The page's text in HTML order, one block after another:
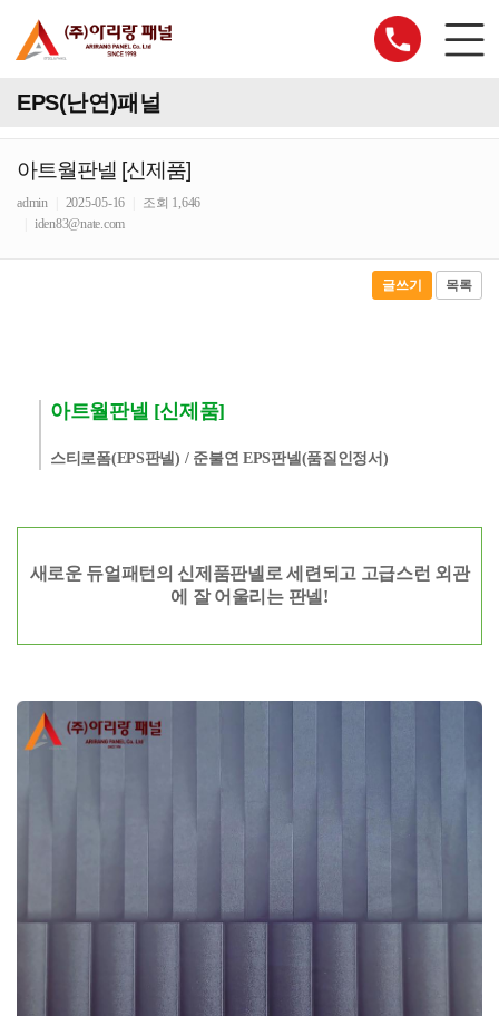
EPS(난연)패널
아트월판넬 [신제품]
admin 2025-05-16
조회 1,646
iden83@nate.com
글쓰기 목록
아트월판넬 [신제품]
스티로폼(EPS판넬) / 준불연 EPS판넬(품질인정서)
새로운 듀얼패턴의 신제품판넬로 세련되고 고급스런 외관
에 잘 어울리는 판넬!